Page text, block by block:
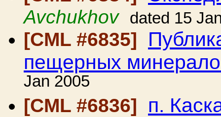
Avchukhov dated 15
[CML #6835]
пещерных
Jan 2005
[CML #6836]
п.